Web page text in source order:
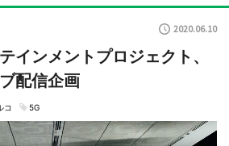
2020.06.10
インメントプロジェクト、
配信企画
コ 5G